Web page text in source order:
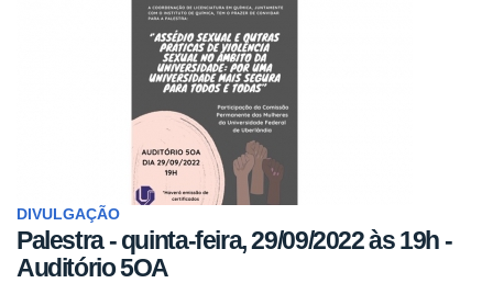
DIVULGAÇÃO
Palestra - quinta-feira, 29/09/2022 às 19h -
Auditório 5OA